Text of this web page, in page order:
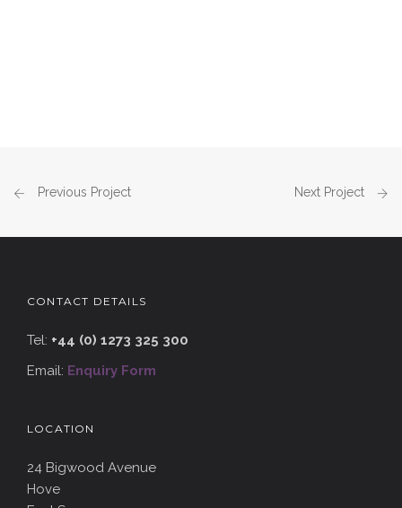
Previous Project Next Project
CONTACT DETAILS
Tel: +44 (0) 1273 325 300
Email: Enquiry Form
LOCATION
24 Bigwood Avenue
Hove